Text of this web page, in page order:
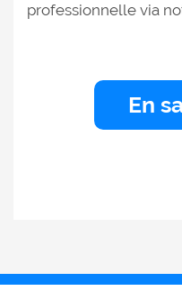
professionnelle via
En